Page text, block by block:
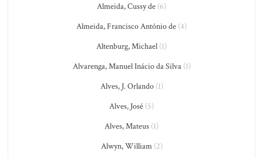
Almeida, Cussy de (6)
Almeida, Francisco António de (4)
Altenburg, Michael (1)
Alvarenga, Manuel Inácio da Silva(1)
Alves, J. Orlando(1)
Alves, José (5)
Alves, Mateus (1)
Alwyn, William(2)